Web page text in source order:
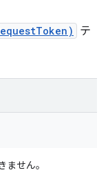
テ
ません。